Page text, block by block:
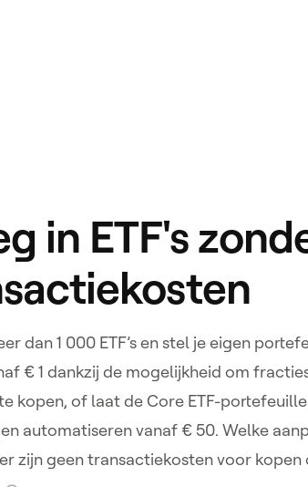
in ETF's
dan 1 000 ETF’s en stel je eigen
€ 1 dankzij de mogelijkheid om
kopen, of laat de Core ETF-
automatiseren vanaf € 50. Welke
zijn geen transactiekosten voor kopen